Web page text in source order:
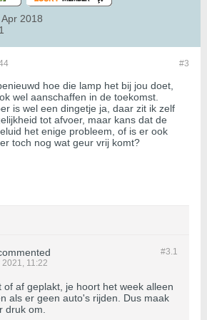
Apr 2018
#3
hoe die lamp het bij jou doet,
wel aanschaffen in de toekomst.
is wel een dingetje ja, daar zit ik zelf
tot afvoer, maar kans dat de
het enige probleem, of is er ook
toch nog wat geur vrij komt?
#3.1
11:22
of af geplakt, je hoort het week alleen
als er geen auto's rijden. Dus maak
druk om.